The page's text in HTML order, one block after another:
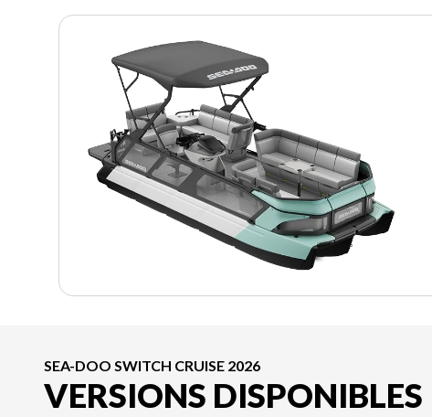
SEA-DOO SWITCH CRUISE 2026
VERSIONS DISPONIBLES